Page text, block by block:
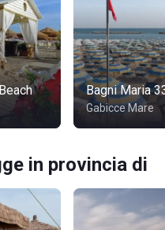
Bagni Maria
Gabicce Mare
in provincia di